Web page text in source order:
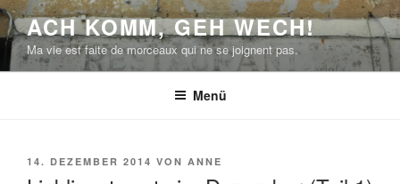
Zum
Inhalt
springen
ACH KOMM, GEH WECH!
Ma vie est faite de morceaux qui ne se joignent pas.
Menü
VERÖFFENTLICHT
14. DEZEMBER 2014 VON ANNE